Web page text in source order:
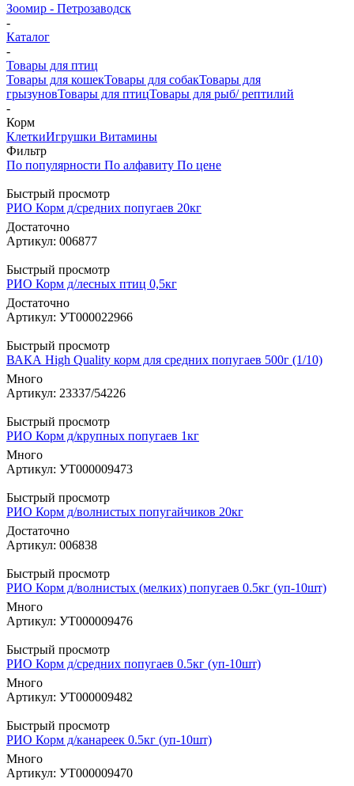
Зоомир - Петрозаводск
-
Каталог
-
Товары для птиц
Товары для кошекТовары для собакТовары для
грызуновТовары для птицТовары для рыб/ рептилий
-
Корм
КлеткиИгрушки Витамины
Фильтр
По популярности По алфавиту По цене
Быстрый просмотр
РИО Корм д/средних попугаев 20кг
Достаточно
Артикул: 006877
Быстрый просмотр
РИО Корм д/лесных птиц 0,5кг
Достаточно
Артикул: УТ000022966
Быстрый просмотр
ВАКА High Quality корм для средних попугаев 500г (1/10)
Много
Артикул: 23337/54226
Быстрый просмотр
РИО Корм д/крупных попугаев 1кг
Много
Артикул: УТ000009473
Быстрый просмотр
РИО Корм д/волнистых попугайчиков 20кг
Достаточно
Артикул: 006838
Быстрый просмотр
РИО Корм д/волнистых (мелких) попугаев 0.5кг (уп-10шт)
Много
Артикул: УТ000009476
Быстрый просмотр
РИО Корм д/средних попугаев 0.5кг (уп-10шт)
Много
Артикул: УТ000009482
Быстрый просмотр
РИО Корм д/канареек 0.5кг (уп-10шт)
Много
Артикул: УТ000009470